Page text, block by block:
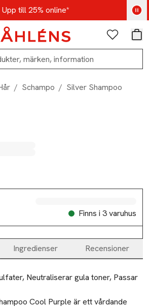
Upp till 25% online*
AUG25 - Shoppa nu
Favoriter
/ Schampo / Silver Shampoo
Finns i 3 varuhus
Ingredienser Recensioner
Neutraliserar gula toner, Passar
Cool Purple är ett vårdande